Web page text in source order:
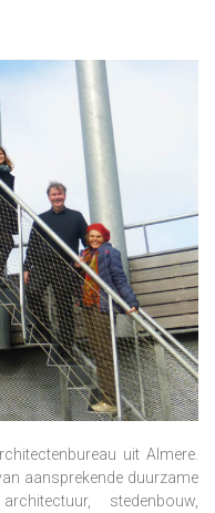
uit Almere.
aansprekende duurzame
stedenbouw,